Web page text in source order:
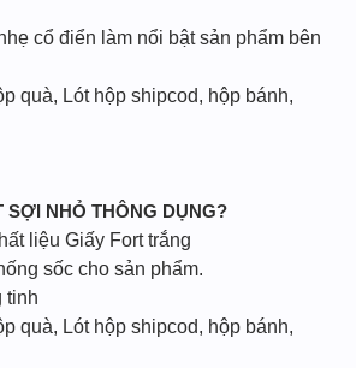
cổ điển làm nổi bật sản phẩm bên
quà, Lót hộp shipcod, hộp bánh,
SỢI NHỎ THÔNG DỤNG?
liệu Giấy Fort trắng
sốc cho sản phẩm.
tinh
quà, Lót hộp shipcod, hộp bánh,